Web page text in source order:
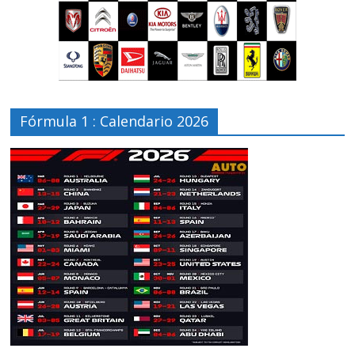
Fórmula 1 : Calendario 2026